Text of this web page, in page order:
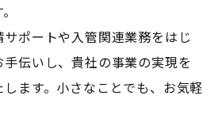
ポートや入管関連業務をはじ
伝いし、貴社の事業の実現を
ます。小さなことでも、お気軽